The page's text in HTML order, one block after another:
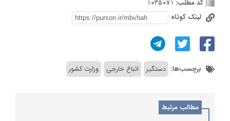
کد مطلب: 1035071
لینک کوتاه
برچسب‌ها: دستگیر اتباع خارجی وزارت کشور
مطالب مرتبط